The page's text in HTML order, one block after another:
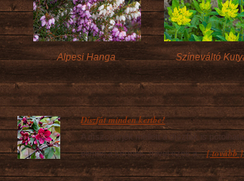
Alpesi Hanga Színeváltó
Díszfát minden kertbe!
A díszcserjék mellett a díszfák is
elemei a kertnek, mivel ezek a...[ tovább ]